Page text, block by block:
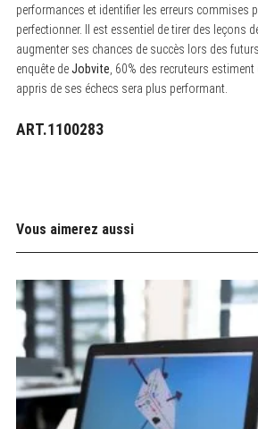
performances et identifier les erreurs commises
perfectionner. Il est essentiel de tirer des leçons
augmenter ses chances de succès lors des
enquête deJobvite , 60% des recruteurs
appris de ses échecs sera plus performant.
ART.1100283
Vous aimerez aussi